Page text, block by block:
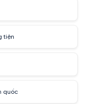
tiện
quốc